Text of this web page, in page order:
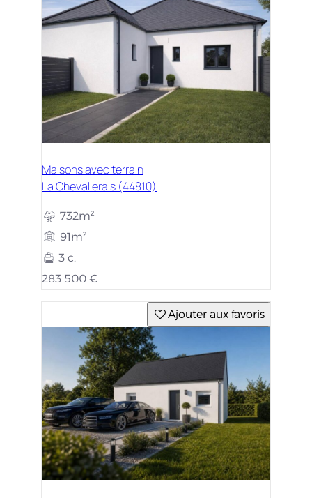
Maisons avec terrain
La Chevallerais (44810)
732m²
91m²
3 c.
283 500 €
Ajouter aux favoris